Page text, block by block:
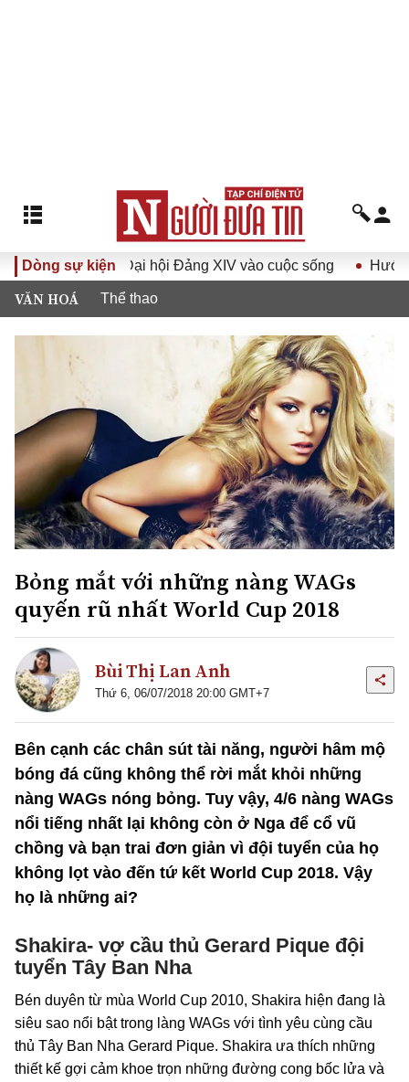
Dòng sự kiện
hội Đảng XIV vào cuộc sống Hướng tới Đại hội đại
VĂN HOÁ Thể thao
Bỏng mắt với những nàng WAGs
quyến rũ nhất World Cup 2018
Bùi Thị Lan Anh
Thứ 6, 06/07/2018 20:00 GMT+7
Bên cạnh các chân sút tài năng, người hâm mộ
bóng đá cũng không thể rời mắt khỏi những
nàng WAGs nóng bỏng. Tuy vậy, 4/6 nàng WAGs
nổi tiếng nhất lại không còn ở Nga để cổ vũ
chồng và bạn trai đơn giản vì đội tuyển của họ
không lọt vào đến tứ kết World Cup 2018. Vậy
họ là những ai?
Shakira- vợ cầu thủ Gerard Pique đội
tuyển Tây Ban Nha
Bén duyên từ mùa World Cup 2010, Shakira hiện đang là
siêu sao nổi bật trong làng WAGs với tình yêu cùng cầu
thủ Tây Ban Nha Gerard Pique. Shakira ưa thích những
thiết kế gợi cảm khoe trọn những đường cong bốc lửa và